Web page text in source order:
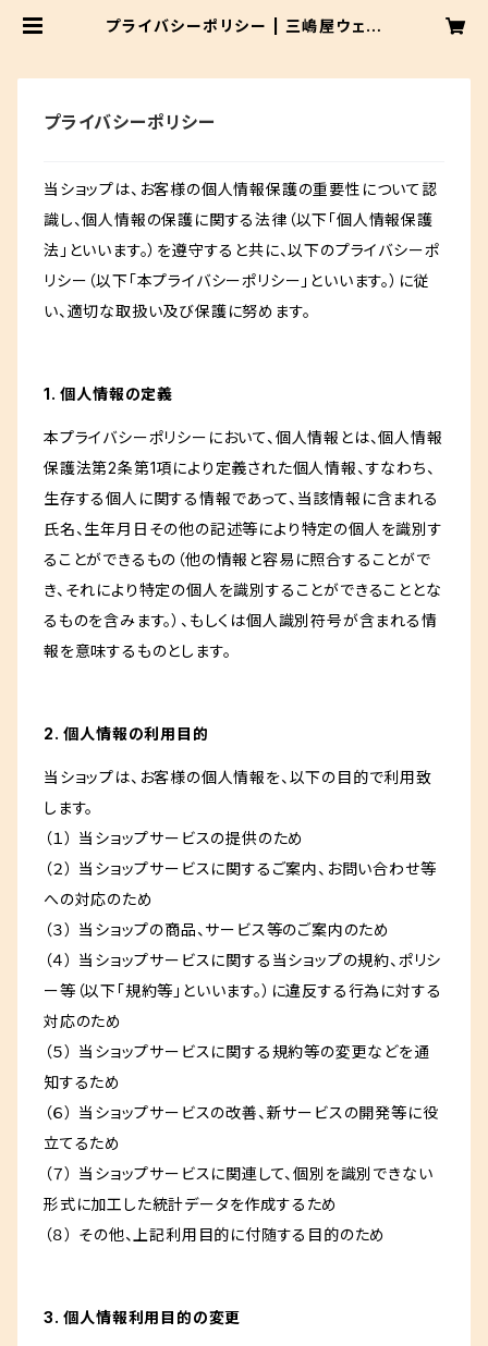
プライバシーポリシー | 三嶋屋ウェブ
プライバシーポリシー
当ショップは、お客様の個人情報保護の重要性について認
識し、個人情報の保護に関する法律（以下「個人情報保護
法」といいます。）を遵守すると共に、以下のプライバシーポ
リシー（以下「本プライバシーポリシー」といいます。）に従
い、適切な取扱い及び保護に努めます。
1. 個人情報の定義
本プライバシーポリシーにおいて、個人情報とは、個人情報
保護法第2条第1項により定義された個人情報、すなわち、
生存する個人に関する情報であって、当該情報に含まれる
氏名、生年月日その他の記述等により特定の個人を識別す
ることができるもの（他の情報と容易に照合することがで
き、それにより特定の個人を識別することができることとな
るものを含みます。）、もしくは個人識別符号が含まれる情
報を意味するものとします。
2. 個人情報の利用目的
当ショップは、お客様の個人情報を、以下の目的で利用致
します。
（１） 当ショップサービスの提供のため
（２） 当ショップサービスに関するご案内、お問い合わせ等
への対応のため
（３） 当ショップの商品、サービス等のご案内のため
（４） 当ショップサービスに関する当ショップの規約、ポリシ
ー等（以下「規約等」といいます。）に違反する行為に対する
対応のため
（５） 当ショップサービスに関する規約等の変更などを通
知するため
（６） 当ショップサービスの改善、新サービスの開発等に役
立てるため
（７） 当ショップサービスに関連して、個別を識別できない
形式に加工した統計データを作成するため
（８） その他、上記利用目的に付随する目的のため
3. 個人情報利用目的の変更